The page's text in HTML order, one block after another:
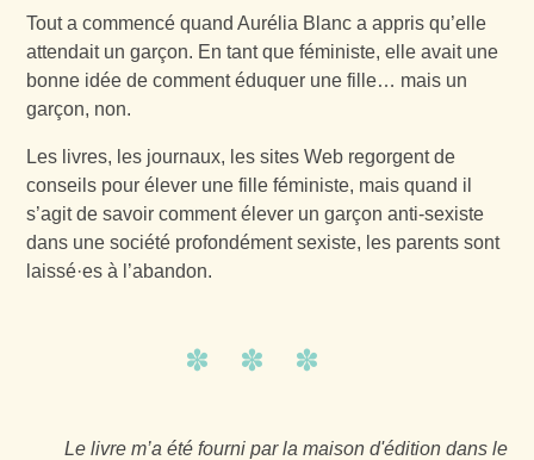
Tout a commencé quand Aurélia Blanc a appris qu’elle
attendait un garçon. En tant que féministe, elle avait une
bonne idée de comment éduquer une fille… mais un
garçon, non.
Les livres, les journaux, les sites Web regorgent de
conseils pour élever une fille féministe, mais quand il
s’agit de savoir comment élever un garçon anti-sexiste
dans une société profondément sexiste, les parents sont
laissé·es à l’abandon.
Le livre m’a été fourni par la maison d'édition dans le